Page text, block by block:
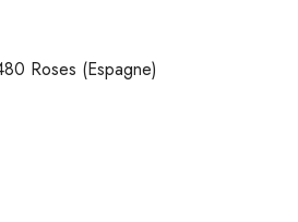
Roses (Espagne)